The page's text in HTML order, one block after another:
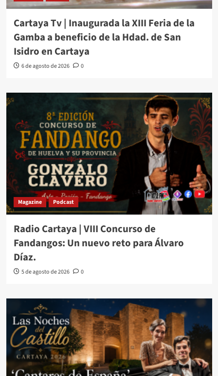
Cartaya Tv | Inaugurada la XIII Feria de la
Gamba a beneficio de la Hdad. de San
Isidro en Cartaya
6 de agosto de 2026 0
Magazine Podcast
Radio Cartaya | VIII Concurso de
Fandangos: Un nuevo reto para Álvaro
Díaz.
5 de agosto de 2026 0